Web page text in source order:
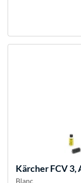
KärcherFCV 3,
Blanc